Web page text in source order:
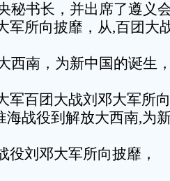
秘书长，并出席了遵义
军所向披靡，从,百团大
西南，为新中国的诞生
军百团大战刘邓大军所
海战役到解放大西南,为
役刘邓大军所向披靡，